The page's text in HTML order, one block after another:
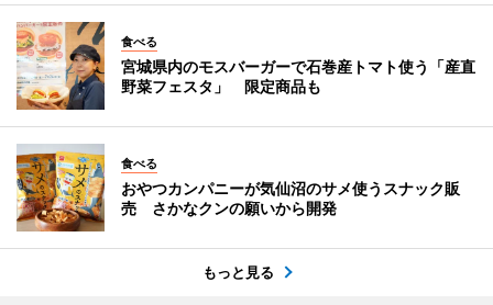
食べる
宮城県内のモスバーガーで石巻産トマト使う「産直
野菜フェスタ」 限定商品も
食べる
おやつカンパニーが気仙沼のサメ使うスナック販
売 さかなクンの願いから開発
もっと見る